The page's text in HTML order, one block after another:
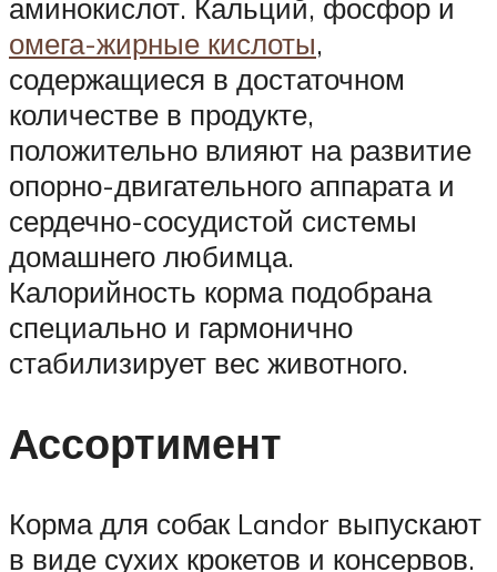
аминокислот. Кальций, фосфор и
омега-жирные кислоты,
содержащиеся в достаточном
количестве в продукте,
положительно влияют на развитие
опорно-двигательного аппарата и
сердечно-сосудистой системы
домашнего любимца.
Калорийность корма подобрана
специально и гармонично
стабилизирует вес животного.
Ассортимент
Корма для собак Landor выпускают
в виде сухих крокетов и консервов.